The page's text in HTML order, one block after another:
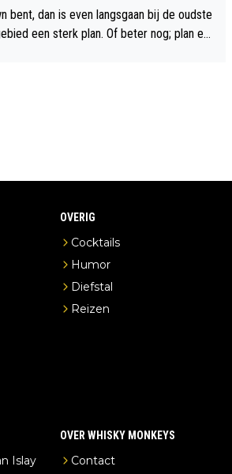
bent, dan is even langsgaan bij de oudste
plan. Of beter nog; plan ee
OVERIG
Cocktails
Humor
Diefstal
Reizen
Islay
OVER WHISKY MONKEYS
Contact